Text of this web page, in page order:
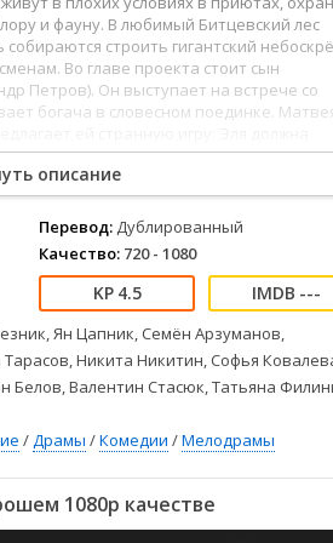
Спорт
Триллеры
Ужасы
2022
2021
Зарубежные
Фильмы из соцетей
и фауну. В любимый Битцевский лес
строить гигантский
Во главе проекта стоит сын
Петров). Он выступает на встрече со
богача в словесном поединке.
его желания (невозможен только
Матвей уверен, что, когда студентка
Редкую для отечественного кино
автор успешного фильма-
46 4849 50
Непослушная (2023)
Full HD 1080 и 4к на любом
описание
Перевод: Дублированный
Качество: 720 - 1080
4.5 ---
Ян Цапник, Семён Арзуманов,
Никита Никитин, Софья
Белов, Валентин Стасюк, Татьяна
/Драмы /Комедии /Мелодрамы
1080p качестве